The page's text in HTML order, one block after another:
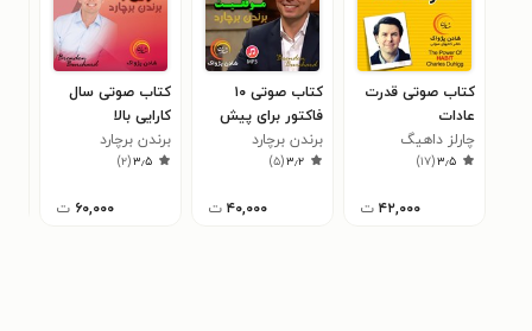
کتاب صوتی قدرت
عادات
چارلز داهیگ
۳٫۵(۱۷)
۴۲,۰۰۰ ت
کتاب صوتی ۱۰
فاکتور برای پیش
بینی موفقیت
برندن برچارد
۳٫۲(۵)
۴۰,۰۰۰ ت
کتاب صوتی سال
کارایی بالا
برندن برچارد
۳٫۵(۲)
۶۰,۰۰۰ ت